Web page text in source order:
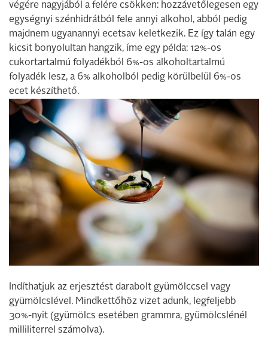
végére nagyjából a felére csökken: hozzávetőlegesen egy
egységnyi szénhidrátból fele annyi alkohol, abból pedig
majdnem ugyanannyi ecetsav keletkezik. Ez így talán egy
kicsit bonyolultan hangzik, íme egy példa: 12%-os
cukortartalmú folyadékból 6%-os alkoholtartalmú
folyadék lesz, a 6% alkoholból pedig körülbelül 6%-os
ecet készíthető.
Indíthatjuk az erjesztést darabolt gyümölccsel vagy
gyümölcslével. Mindkettőhöz vizet adunk, legfeljebb
30%-nyit (gyümölcs esetében grammra, gyümölcslénél
milliliterrel számolva).